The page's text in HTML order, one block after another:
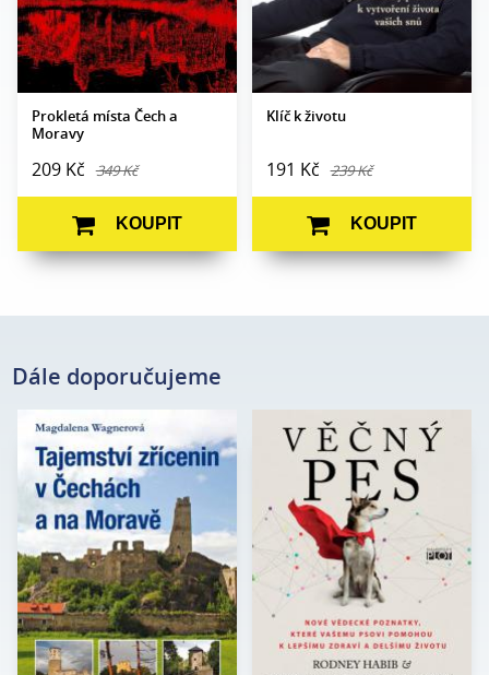
Prokletá místa Čech a
Moravy
209 Kč 349 Kč
Datum vydání: 23. 9. 2024
KOUPIT
Klíč k životu
191 Kč 239 Kč
KOUPIT
Dále doporučujeme
Autor:
Magdalena
Wagnerová
Edice:
mimo edice
Počet stran:
200
Formát:
160 x 230
Vazba:
V8a (pevná)
Obrazová
část:
Barevné fotografie
Datum
vydání:
27. 10. 2011
Rodney Habib, Dr. Karen
Shawová Beckerová
Edice:
Edukace
Počet
stran:
408
Formát:
165 x 237
Vazba:
V8a (pevná)
Datum
vydání:
28. 5. 2024